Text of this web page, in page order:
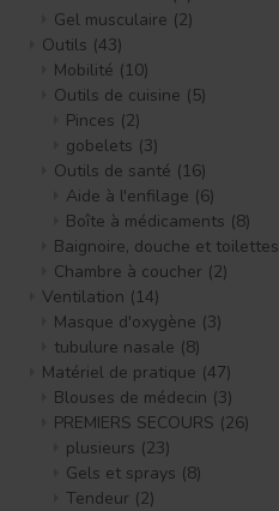
Gel musculaire (2)
Outils (43)
Mobilité (10)
Outils de cuisine (5)
Pinces (2)
gobelets (3)
Outils de santé (16)
Aide à l'enfilage (6)
Boîte à médicaments (8)
Baignoire, douche et toilettes
Chambre à coucher (2)
Ventilation (14)
Masque d'oxygène (3)
tubulure nasale (8)
Matériel de pratique (47)
Blouses de médecin (3)
PREMIERS SECOURS (26)
plusieurs (23)
Gels et sprays (8)
Tendeur (2)